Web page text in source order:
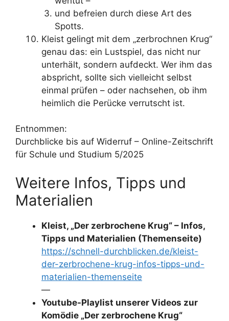
und befreien durch diese Art des
Spotts.
Kleist gelingt mit dem „zerbrochnen Krug“
genau das: ein Lustspiel, das nicht nur
unterhält, sondern aufdeckt. Wer ihm das
abspricht, sollte sich vielleicht selbst
einmal prüfen – oder nachsehen, ob ihm
heimlich die Perücke verrutscht ist.
Entnommen:
Durchblicke bis auf Widerruf – Online-Zeitschrift
für Schule und Studium 5/2025
Weitere Infos, Tipps und
Materialien
Kleist, „Der zerbrochene Krug“ – Infos,
Tipps und Materialien (Themenseite)
https://schnell-durchblicken.de/kleist-
der-zerbrochene-krug-infos-tipps-und-
materialien-themenseite
—
Youtube-Playlist unserer Videos zur
Komödie „Der zerbrochene Krug“